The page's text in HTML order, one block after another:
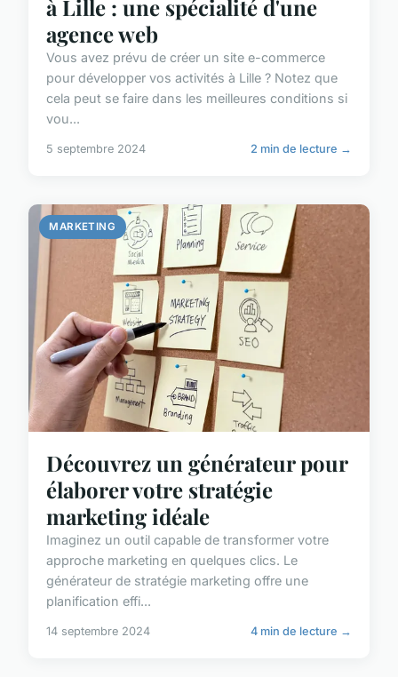
à Lille : une spécialité d'une
agence web
Vous avez prévu de créer un site e-commerce
pour développer vos activités à Lille ? Notez que
cela peut se faire dans les meilleures conditions si
vou...
5 septembre 2024 2 min de lecture →
MARKETING
Découvrez un générateur pour
élaborer votre stratégie
marketing idéale
Imaginez un outil capable de transformer votre
approche marketing en quelques clics. Le
générateur de stratégie marketing offre une
planification effi...
14 septembre 2024 4 min de lecture →